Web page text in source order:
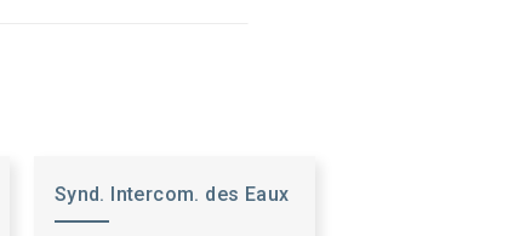
Synd. Intercom. des Eaux